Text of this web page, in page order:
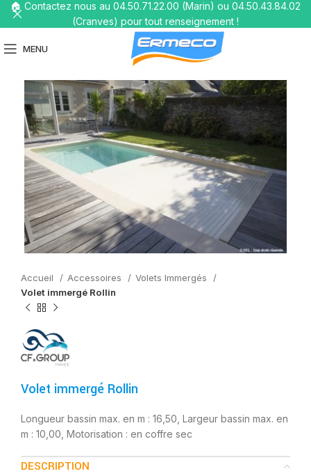
MENU
Accueil Accessoires
Volets Immergés
Volet immergé Rollin
Volet immergé Rollin
Longueur bassin max. en m : 16,50, Largeur bassin max. en
m : 10,00, Motorisation : en coffre sec
DESCRIPTION
🏠 Contactez nous au 04.50.71.22.00 (Marin) ou 04.50.43.84.02
(Cranves) pour tout renseignement !